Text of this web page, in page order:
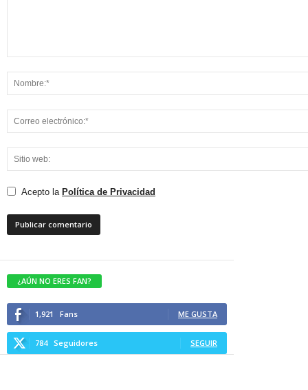
Acepto la Política de Privacidad
¿AÚN NO ERES FAN?
1,921 Fans ME GUSTA
784 Seguidores SEGUIR